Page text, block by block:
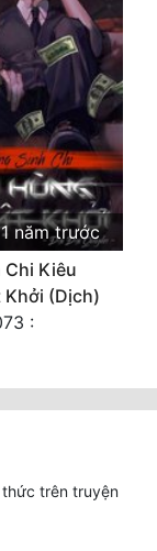
năm trước
Chi Kiêu
Khởi (Dịch)
:
trên truyện